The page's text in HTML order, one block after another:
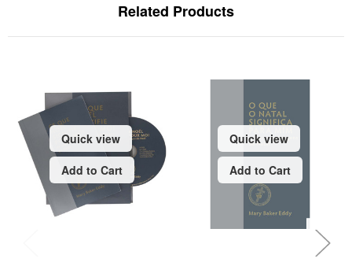
Related Products
Quick view
Add to Cart
Quick view
Add to Cart